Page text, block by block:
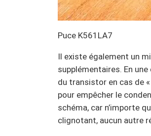
Puce K561LA7
Il existe également un
supplémentaires. En
du transistor en cas de
pour empêcher le
schéma, car n’importe
clignotant, aucun autre